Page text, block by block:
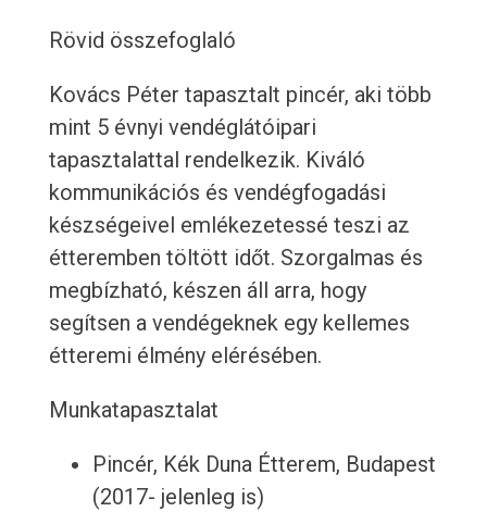
Rövid összefoglaló
Kovács Péter tapasztalt pincér, aki több
mint 5 évnyi vendéglátóipari
tapasztalattal rendelkezik. Kiváló
kommunikációs és vendégfogadási
készségeivel emlékezetessé teszi az
étteremben töltött időt. Szorgalmas és
megbízható, készen áll arra, hogy
segítsen a vendégeknek egy kellemes
étteremi élmény elérésében.
Munkatapasztalat
Pincér, Kék Duna Étterem, Budapest
(2017- jelenleg is)